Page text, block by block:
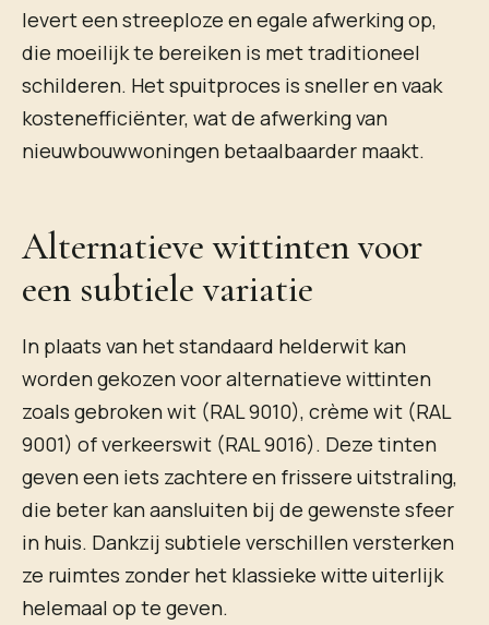
levert een streeploze en egale afwerking op,
die moeilijk te bereiken is met traditioneel
schilderen. Het spuitproces is sneller en vaak
kostenefficiënter, wat de afwerking van
nieuwbouwwoningen betaalbaarder maakt.
Alternatieve wittinten voor
een subtiele variatie
In plaats van het standaard helderwit kan
worden gekozen voor alternatieve wittinten
zoals gebroken wit (RAL 9010), crème wit (RAL
9001) of verkeerswit (RAL 9016). Deze tinten
geven een iets zachtere en frissere uitstraling,
die beter kan aansluiten bij de gewenste sfeer
in huis. Dankzij subtiele verschillen versterken
ze ruimtes zonder het klassieke witte uiterlijk
helemaal op te geven.